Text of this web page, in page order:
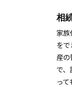
相
家
を
産
で、
っ